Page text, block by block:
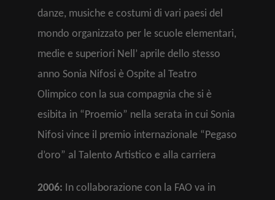
danze, musiche e costumi di vari paesi del
mondo organizzato per le scuole elementari,
medie e superiori Nell’ aprile dello stesso
anno Sonia Nifosi è Ospite al Teatro
Olimpico con la sua compagnia che si è
esibita in “Proemio” nella serata in cui Sonia
Nifosi vince il premio internazionale “Pegaso
d’oro” al Talento Artistico e alla carriera
2006: In collaborazione con la FAO va in